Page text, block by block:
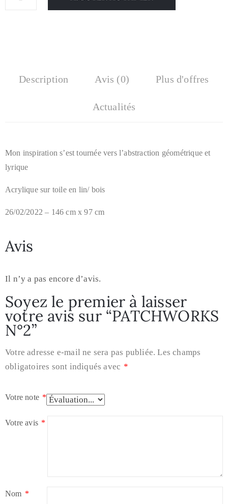
Description Avis (0) Plus d'offres
Actualités
Mon inspiration s’est tournée vers l’abstraction géométrique et
lyrique
Acrylique sur toile en lin/ bois
26/02/2022 – 146 cm x 97 cm
Avis
Il n’y a pas encore d’avis.
Soyez le premier à laisser
votre avis sur “PATCHWORKS
N°2”
Votre adresse e-mail ne sera pas publiée. Les champs
obligatoires sont indiqués avec *
Votre note *
Votre avis *
Nom *